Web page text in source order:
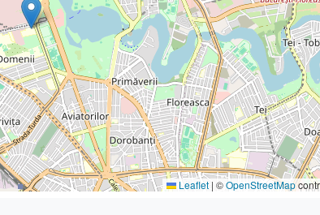
Leaflet | ©OpenStreetMap